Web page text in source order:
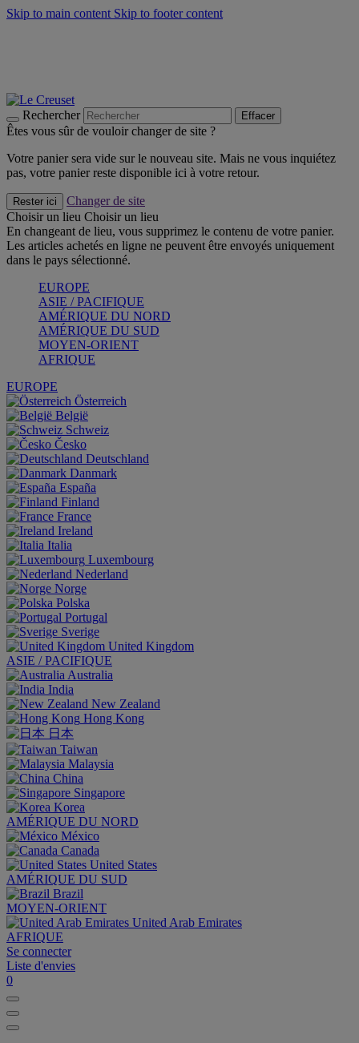
Skip to main content Skip to footer content
Rechercher Effacer
Êtes vous sûr de vouloir changer de site ?
Votre panier sera vide sur le nouveau site. Mais ne vous inquiétez
pas, votre panier reste disponible ici à votre retour.
Rester ici
Changer de site
Choisir un lieu Choisir un lieu
En changeant de lieu, vous supprimez le contenu de votre panier.
Les articles achetés en ligne ne peuvent être envoyés uniquement
dans le pays sélectionné.
EUROPE
ASIE / PACIFIQUE
AMÉRIQUE DU NORD
AMÉRIQUE DU SUD
MOYEN-ORIENT
AFRIQUE
EUROPE
Österreich
België
Schweiz
Česko
Deutschland
Danmark
España
Finland
France
Ireland
Italia
Luxembourg
Nederland
Norge
Polska
Portugal
Sverige
United Kingdom
ASIE / PACIFIQUE
Australia
India
New Zealand
Hong Kong
日本
Taiwan
Malaysia
China
Singapore
Korea
AMÉRIQUE DU NORD
México
Canada
United States
AMÉRIQUE DU SUD
Brazil
MOYEN-ORIENT
United Arab Emirates
AFRIQUE
Se connecter
Liste d'envies
0